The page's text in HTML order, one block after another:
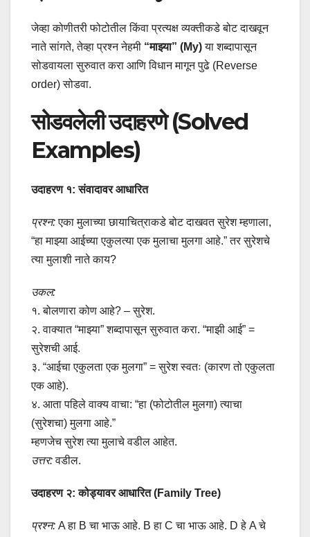
जेव्हा कोणीतरी फोटोतील किंवा प्रत्यक्ष व्यक्तीकडे बोट दाखवून
नाते सांगते, तेव्हा प्रश्न नेहमी “माझ्या” (My)या शब्दापासून
सोडवायला सुरुवात करा आणि विधान मागून पुढे (Reverse
order) सोडवा.
सोडवलेली उदाहरणे (Solved
Examples)
उदाहरण १: संवादावर आधारित
प्रश्न:एका मुलाच्या छायाचित्राकडे बोट दाखवत सुरेश म्हणाला,
“हा माझ्या आईच्या एकुलत्या एक मुलाचा मुलगा आहे.” तर सुरेशचे
त्या मुलाशी नाते काय?
उकल:
१. बोलणारा कोण आहे? – सुरेश.
२. वाक्यात “माझ्या” शब्दापासून सुरुवात करा. “माझी आई” =
सुरेशची आई.
३. “आईचा एकुलता एक मुलगा” = सुरेश स्वतः (कारण तो एकुलता
एक आहे).
४. आता पहिले वाक्य वाचा: “हा (फोटोतील मुलगा) त्याचा
(सुरेशचा) मुलगा आहे.”
म्हणजेच सुरेश त्या मुलाचे वडील आहेत.
उत्तर:वडील.
उदाहरण २: कोड्यावर आधारित (Family Tree)
प्रश्न: A हा B चा भाऊ आहे. B हा C चा भाऊ आहे. D हे A चे